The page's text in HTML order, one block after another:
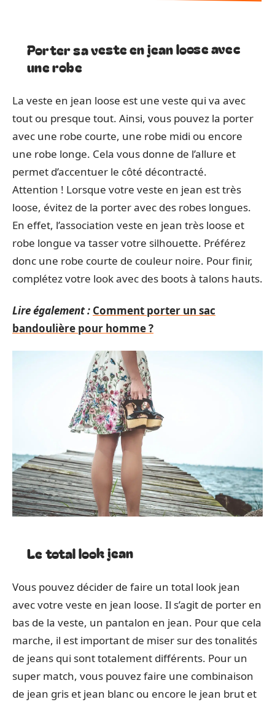
Porter sa veste en jean loose avec
une robe
La veste en jean loose est une veste qui va avec
tout ou presque tout. Ainsi, vous pouvez la porter
avec une robe courte, une robe midi ou encore
une robe longe. Cela vous donne de l’allure et
permet d’accentuer le côté décontracté.
Attention ! Lorsque votre veste en jean est très
loose, évitez de la porter avec des robes longues.
En effet, l’association veste en jean très loose et
robe longue va tasser votre silhouette. Préférez
donc une robe courte de couleur noire. Pour finir,
complétez votre look avec des boots à talons hauts.
Lire également : Comment porter un sac
bandoulière pour homme ?
Le total look jean
Vous pouvez décider de faire un total look jean
avec votre veste en jean loose. Il s’agit de porter en
bas de la veste, un pantalon en jean. Pour que cela
marche, il est important de miser sur des tonalités
de jeans qui sont totalement différents. Pour un
super match, vous pouvez faire une combinaison
de jean gris et jean blanc ou encore le jean brut et